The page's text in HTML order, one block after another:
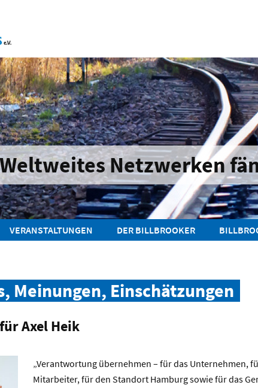
Weltweites Netzwerken
VERANSTALTUNGEN DER BILLBROOKER
Meinungen, Einschätzungen
Axel Heik
„Verantwortung übernehmen – für das Unternehmen,
Mitarbeiter, für den Standort Hamburg sowie für das